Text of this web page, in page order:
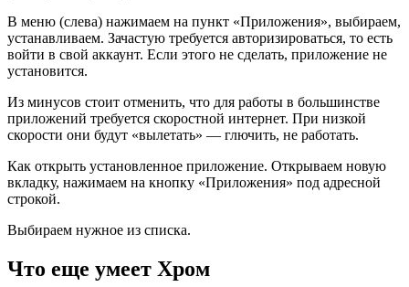
В меню (слева) нажимаем на пункт «Приложения», выбираем,
устанавливаем. Зачастую требуется авторизироваться, то есть
войти в свой аккаунт. Если этого не сделать, приложение не
установится.
Из минусов стоит отменить, что для работы в большинстве
приложений требуется скоростной интернет. При низкой
скорости они будут «вылетать» — глючить, не работать.
Как открыть установленное приложение. Открываем новую
вкладку, нажимаем на кнопку «Приложения» под адресной
строкой.
Выбираем нужное из списка.
Что еще умеет Хром